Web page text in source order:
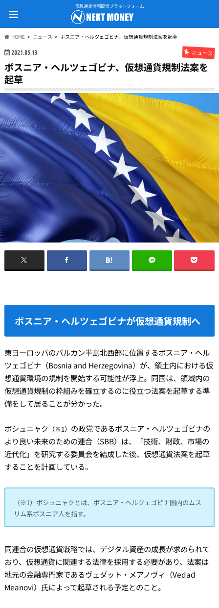
仮想通貨情報配信プラットフォーム
HOME ニュース ボスニア・ヘルツェゴビナ、仮想通貨規制法案を起草
2021.05.13 ニュース
ボスニア・ヘルツェゴビナ、仮想通貨規制法案を
起草
ボスニア・ヘルツェゴビナが仮想通貨規制へ
東ヨーロッパのバルカン半島北西部に位置するボスニア・ヘル
ツェゴビナ（Bosnia and Herzegovina）が、領土内における仮
想通貨環境の規制を開始する可能性が浮上。同国は、領域内の
仮想通貨規制の枠組みを確立するのに役立つ法案を起草する準
備をして居ることが分かった。
ボシュニャク （※1） の政党であるボスニア・ヘルツェゴビナの
より良い未来のための連合（SBB）は、「技術、財政、市場の
近代化」を研究する委員会を結成した後、仮想通貨法案を起草
することを計画している。
（※1）ボシュニャクとは、ボスニア・ヘルツェゴビナ国内のムス
リム系ボスニア人を指す。
同連合の仮想通貨戦略では、デジタル資産の成長が求められて
おり、仮想通貨に関連する法律を採用する必要があり、法案は
地元の金融専門家であるヴェダット・メアノヴィ（Vedad
Meanovi）氏によって起草される予定とのこと。